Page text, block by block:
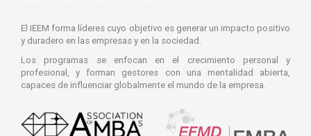
El IEEM forma líderes cuyo objetivo es generar un impacto positivo
y duradero en las empresas y en la sociedad.
Los programas se enfocan en el crecimiento personal y
profesional, y forman gestores con una mentalidad abierta,
capaces de influenciar globalmente el mundo de la empresa.